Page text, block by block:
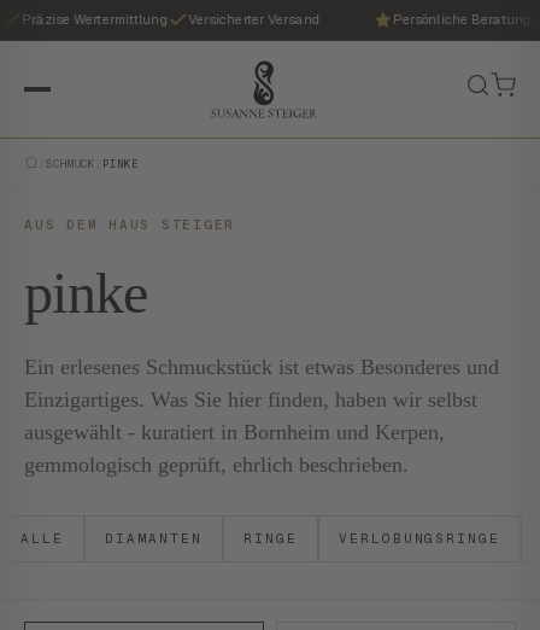
Präzise Wertermittlung Versicherter Versand Persönliche Beratung
SCHMUCK PINKE
AUS DEM HAUS STEIGER
pinke
Ein erlesenes Schmuckstück ist etwas Besonderes und
Einzigartiges. Was Sie hier finden, haben wir selbst
ausgewählt - kuratiert in Bornheim und Kerpen,
gemmologisch geprüft, ehrlich beschrieben.
ALLE DIAMANTEN RINGE VERLOBUNGSRINGE